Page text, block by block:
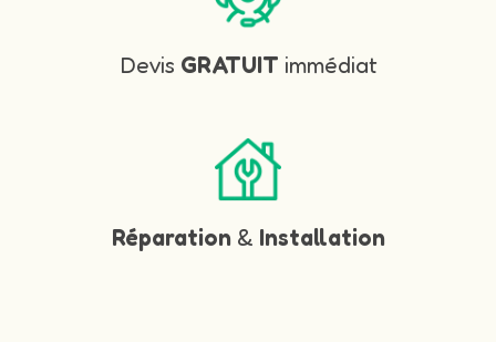
Devis GRATUIT immédiat
Réparation & Installation